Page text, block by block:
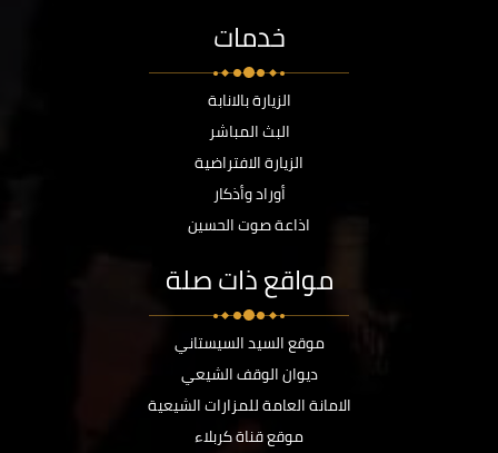
خدمات
الزيارة بالانابة
البث المباشر
الزيارة الافتراضية
أوراد وأذكار
اذاعة صوت الحسين
مواقع ذات صلة
موقع السيد السيستاني
ديوان الوقف الشيعي
الامانة العامة للمزارات الشيعية
موقع قناة كربلاء